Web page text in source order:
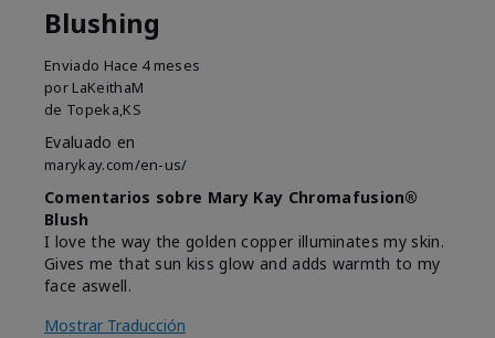
Blushing
Enviado Hace 4 meses
por LaKeithaM
de Topeka,KS
Evaluado en
marykay.com/en-us/
Comentarios sobre Mary Kay Chromafusion®
Blush
I love the way the golden copper illuminates my skin.
Gives me that sun kiss glow and adds warmth to my
face aswell.
Mostrar Traducción